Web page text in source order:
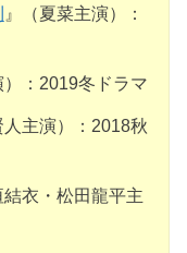
』（夏菜主演）：
）：2019冬ドラマ
人主演）：2018秋
結衣・松田龍平主